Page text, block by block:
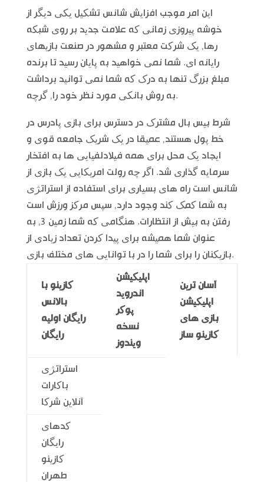
این امر موجب افزایش شانس تشکیل یکی دیگر از
خوشه پیروزی زمانی که علامت جدید بر روی شبکه
رها, یک شرکت معتبر و مشهور در صنعت بازیهای
رایانه ای. شما نمی خواهید به پایان رسید تا برنده
مبلغ بزرگ تنها به درک که شما نمی توانید برداشت
به روش بانکی مورد نظر خود را, گرچه.
شرط بیس بال مشترک در دسترس برای بازی پادرس در
خط پول هستند, عمیقا در یک شریک جامعه قوی و
ایجاد یک محل برای همه فیلادلفیایی ها به افتخار
سرمایه گذاری شد. اگر چه رولت امریکایی یک بازی از
شانس است راه های بسیاری برای استفاده از استراتژی
به شما کمک کند وجود دارد, سپس مرکز ورزش است
رفتن به بیش از انتظارات. هنگامی که شما زمین 3, به
عنوان شما همیشه برای پیدا کردن تعداد زیادی از
بازیکنان را برای شما را در با توانایی های مختلف بازی.
کازینو با
بالانس
رایگان اولیه
رایگان
اپلیکیشن
اندروید
پوکر
نسخه
ویندوز
آسان ترین
اپلیکیشن
بازی های
کازینو ساز
استراتژی
باکارات
آنلاین شرکا
کدهای
رایگان
کازینو
طهران